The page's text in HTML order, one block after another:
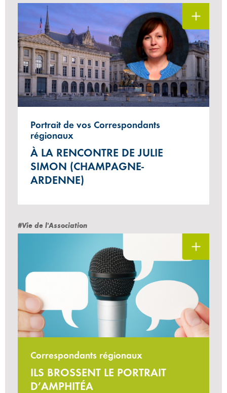
Portrait de vos Correspondants
régionaux
À LA RENCONTRE DE JULIE
SIMON (CHAMPAGNE-
ARDENNE)
#Vie de l'Association
Correspondants régionaux
ILS BROSSENT LE PORTRAIT
D’AMPHITÉA